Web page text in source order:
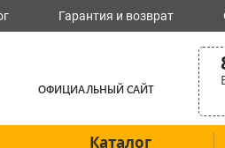
Гарантия и возврат
ОФИЦИАЛЬНЫЙ САЙТ
Каталог